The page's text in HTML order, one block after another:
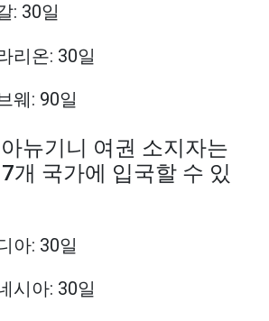
30일
온: 30일
: 90일
뉴기니 여권 소지자는
개 국가에 입국할 수 있
: 30일
아: 30일